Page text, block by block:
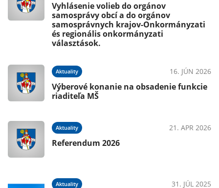
Vyhlásenie volieb do orgánov
samosprávy obcí a do orgánov
samosprávnych krajov-Onkormányzati
és regionális onkormányzati
választások.
Aktuality 16. JÚN 2026
Výberové konanie na obsadenie funkcie
riaditeľa MŠ
Aktuality 21. APR 2026
Referendum 2026
Aktuality 31. JÚL 2025